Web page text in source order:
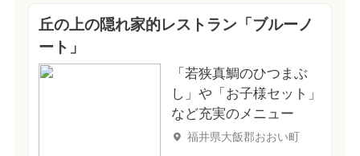
丘の上の隠れ家的レストラン「ブルーノ
ート」
「若狭真鯛のひつまぶ
し」や「お子様セット」
など充実のメニュー
福井県大飯郡おおい町